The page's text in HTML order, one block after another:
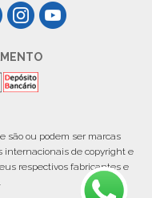
são ou podem ser marcas
internacionais de copyright e
respectivos fabricantes e